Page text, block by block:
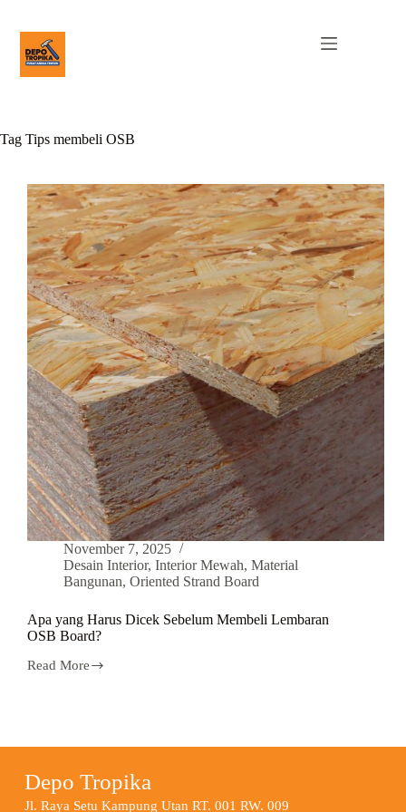
Tag Tips membeli OSB
November 7, 2025
Desain Interior, Interior Mewah, Material
Bangunan, Oriented Strand Board
Apa yang Harus Dicek Sebelum Membeli Lembaran
OSB Board?
Read More
Depo Tropika
Jl. Raya Setu Kampung Utan RT. 001 RW. 009